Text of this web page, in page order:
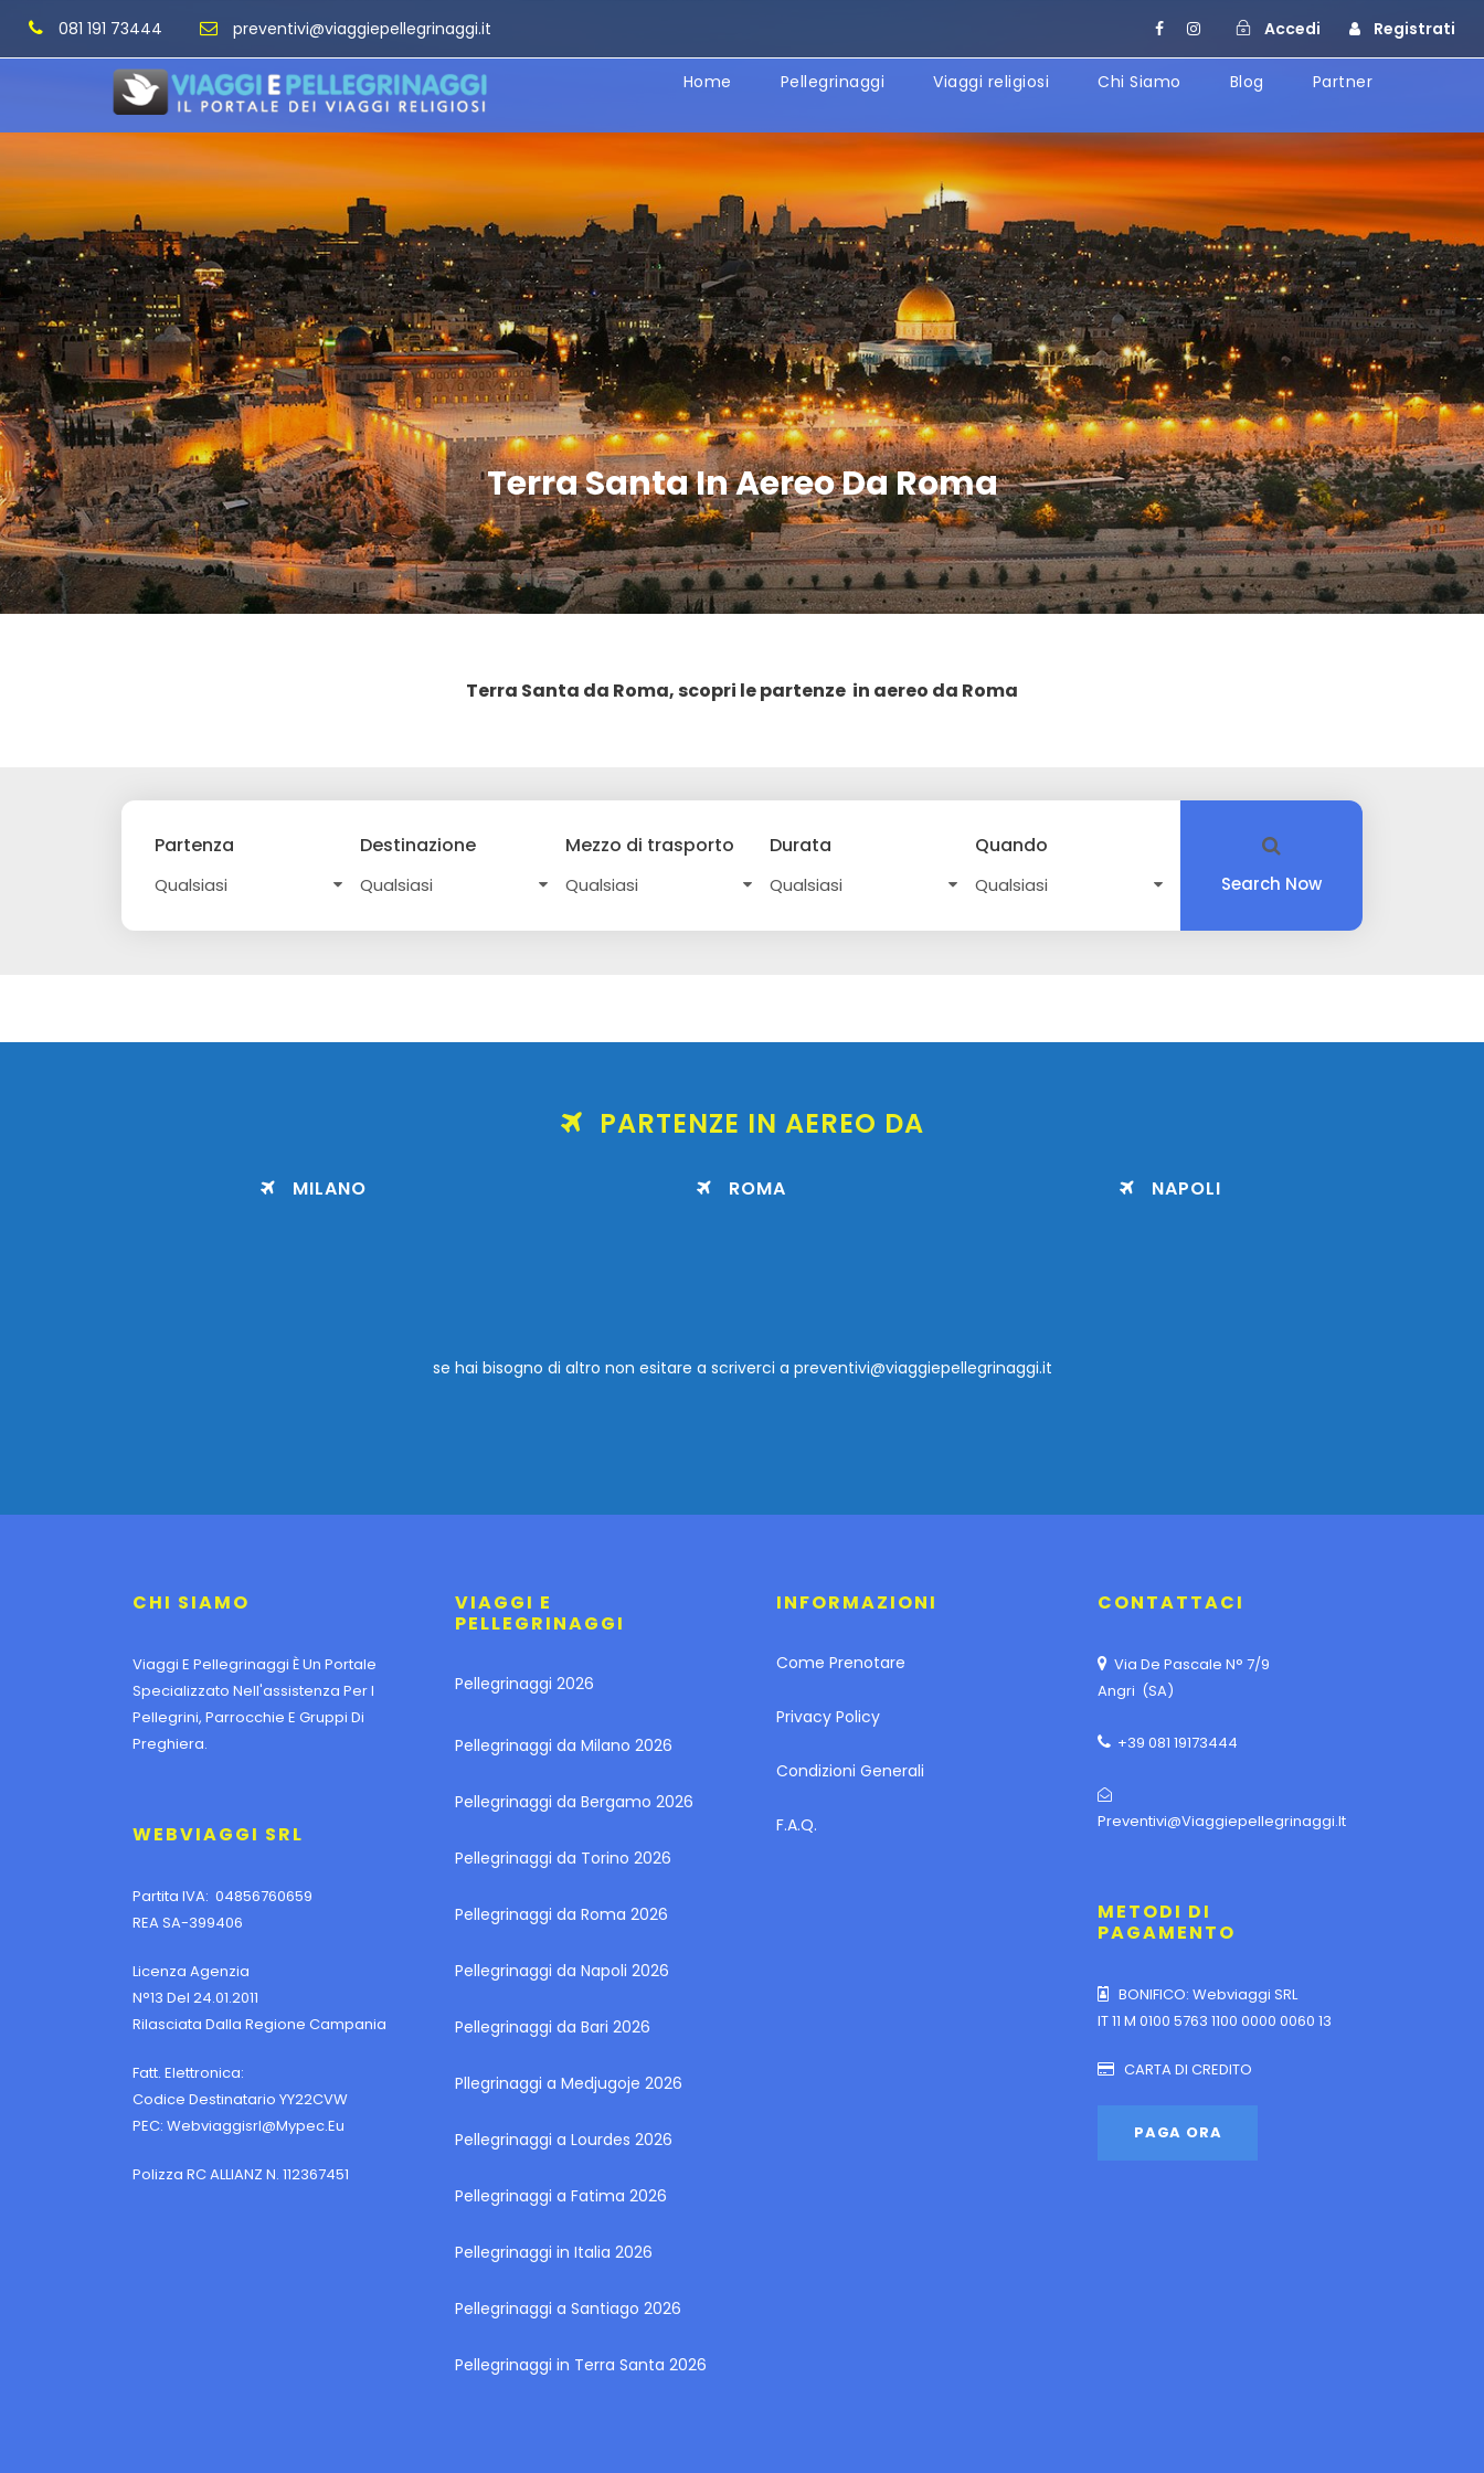
081 191 73444 preventivi@viaggiepellegrinaggi.it Accedi Registrati
Home Pellegrinaggi Viaggi religiosi Chi Siamo Blog Partner
Terra Santa In Aereo Da Roma
Terra Santa da Roma, scopri le partenze in aereo da Roma
Partenza Destinazione Mezzo di trasporto Durata Quando
Search Now
PARTENZE IN AEREO DA
MILANO ROMA NAPOLI
se hai bisogno di altro non esitare a scriverci a preventivi@viaggiepellegrinaggi.it
CHI SIAMO
Viaggi E Pellegrinaggi È Un Portale
Specializzato Nell'assistenza Per I
Pellegrini, Parrocchie E Gruppi Di
Preghiera.
WEBVIAGGI SRL
Partita IVA: 04856760659
REA SA-399406
Licenza Agenzia
N°13 Del 24.01.2011
Rilasciata Dalla Regione Campania
Fatt. Elettronica:
Codice Destinatario YY22CVW
PEC: Webviaggisrl@mypec.eu
Polizza RC ALLIANZ N. 112367451
VIAGGI E
PELLEGRINAGGI
Pellegrinaggi 2026
Pellegrinaggi da Milano 2026
Pellegrinaggi da Bergamo 2026
Pellegrinaggi da Torino 2026
Pellegrinaggi da Roma 2026
Pellegrinaggi da Napoli 2026
Pellegrinaggi da Bari 2026
Pllegrinaggi a Medjugoje 2026
Pellegrinaggi a Lourdes 2026
Pellegrinaggi a Fatima 2026
Pellegrinaggi in Italia 2026
Pellegrinaggi a Santiago 2026
Pellegrinaggi in Terra Santa 2026
INFORMAZIONI
Come Prenotare
Privacy Policy
Condizioni Generali
F.A.Q.
CONTATTACI
Via De Pascale N° 7/9
Angri (SA)
+39 081 19173444
Preventivi@viaggiepellegrinaggi.it
METODI DI
PAGAMENTO
BONIFICO: Webviaggi SRL
IT 11 M 0100 5763 1100 0000 0060 13
CARTA DI CREDITO